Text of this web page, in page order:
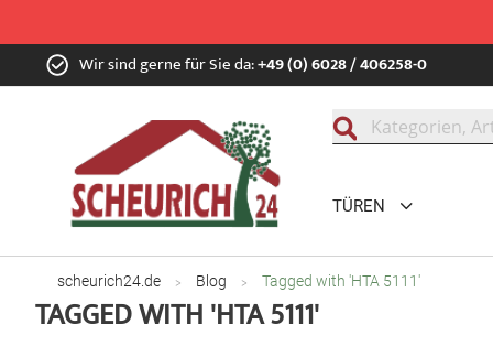
Zum
Inhalt Wir sind gerne für Sie da:+49 (0) 6028 / 406258-0
TÜREN
scheurich24.de Blog Tagged with 'HTA 5111'
TAGGED WITH 'HTA 5111'